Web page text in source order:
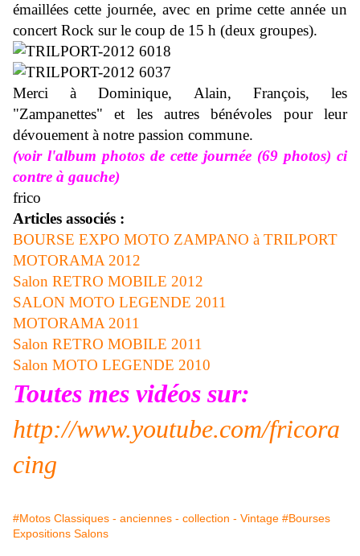
émaillées cette journée, avec en prime cette année un
concert Rock sur le coup de 15 h (deux groupes).
Merci à Dominique, Alain, François, les
"Zampanettes" et les autres bénévoles pour leur
dévouement à notre passion commune.
(voir l'album photos de cette journée (69 photos) ci
contre à gauche)
frico
Articles associés :
BOURSE EXPO MOTO ZAMPANO à TRILPORT
MOTORAMA 2012
Salon RETRO MOBILE 2012
SALON MOTO LEGENDE 2011
MOTORAMA 2011
Salon RETRO MOBILE 2011
Salon MOTO LEGENDE 2010
Toutes mes vidéos sur:
http://www.youtube.com/fricora
cing
#Motos Classiques - anciennes - collection - Vintage #Bourses
Expositions Salons